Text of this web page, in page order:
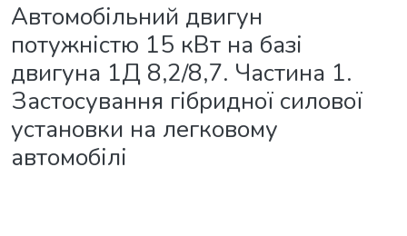
Автомобільний двигун
потужністю 15 кВт на базі
двигуна 1Д 8,2/8,7. Частина 1.
Застосування гібридної силової
установки на легковому
автомобілі